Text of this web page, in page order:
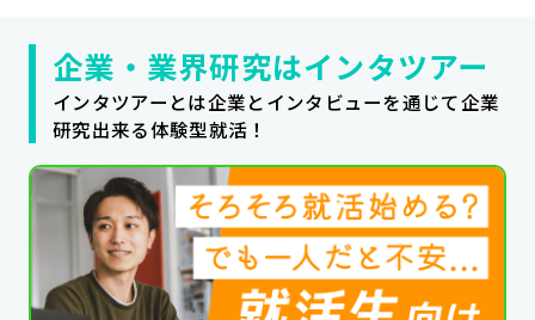
サイトマップ
企業・業界研究はインタツアー
インタツアーとは企業とインタビューを通じて企業
研究出来る体験型就活！